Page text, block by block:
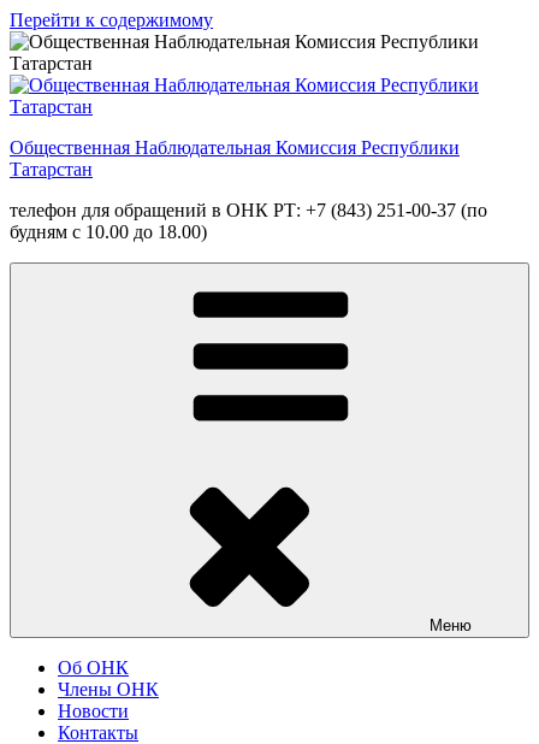
Перейти к содержимому
Общественная Наблюдательная Комиссия Республики
Татарстан
телефон для обращений в ОНК РТ: +7 (843) 251-00-37 (по
будням с 10.00 до 18.00)
Меню
Об ОНК
Члены ОНК
Новости
Контакты